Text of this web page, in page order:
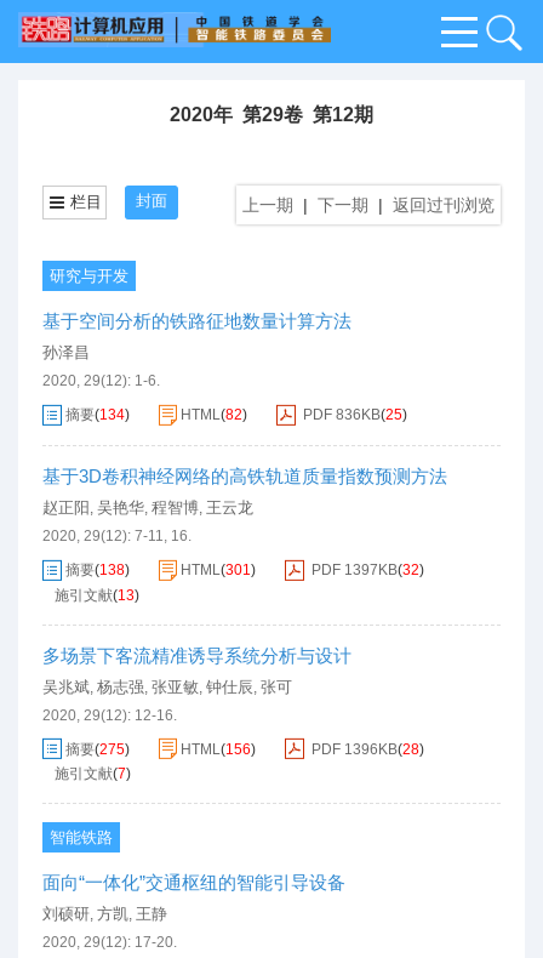
2020年 第29卷 第12期
上一期 | 下一期 | 返回过刊浏览
栏目 封面
研究与开发
基于空间分析的铁路征地数量计算方法
孙泽昌
2020, 29(12): 1-6.
摘要(134) HTML(82) PDF 836KB(25)
基于3D卷积神经网络的高铁轨道质量指数预测方法
赵正阳 , 吴艳华, 程智博, 王云龙
2020, 29(12): 7-11, 16.
摘要(138) HTML(301) PDF 1397KB(32)
施引文献(13)
多场景下客流精准诱导系统分析与设计
吴兆斌 杨志强 张亚敏 钟仕辰 张可
2020, 29(12): 12-16.
摘要(275) HTML (156) PDF 1396KB(28)
施引文献(7)
智能铁路
面向“一体化”交通枢纽的智能引导设备
刘硕研, 方凯, 王静
2020, 29(12): 17-20.